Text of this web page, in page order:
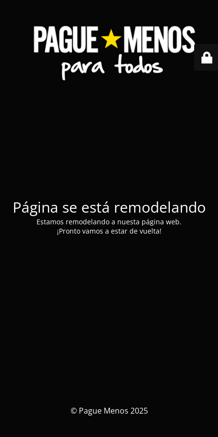
Página se está remodelando
Estamos remodelando a nuesta página web.
¡Pronto vamos a estar de vuelta!
© Pague Menos 2025